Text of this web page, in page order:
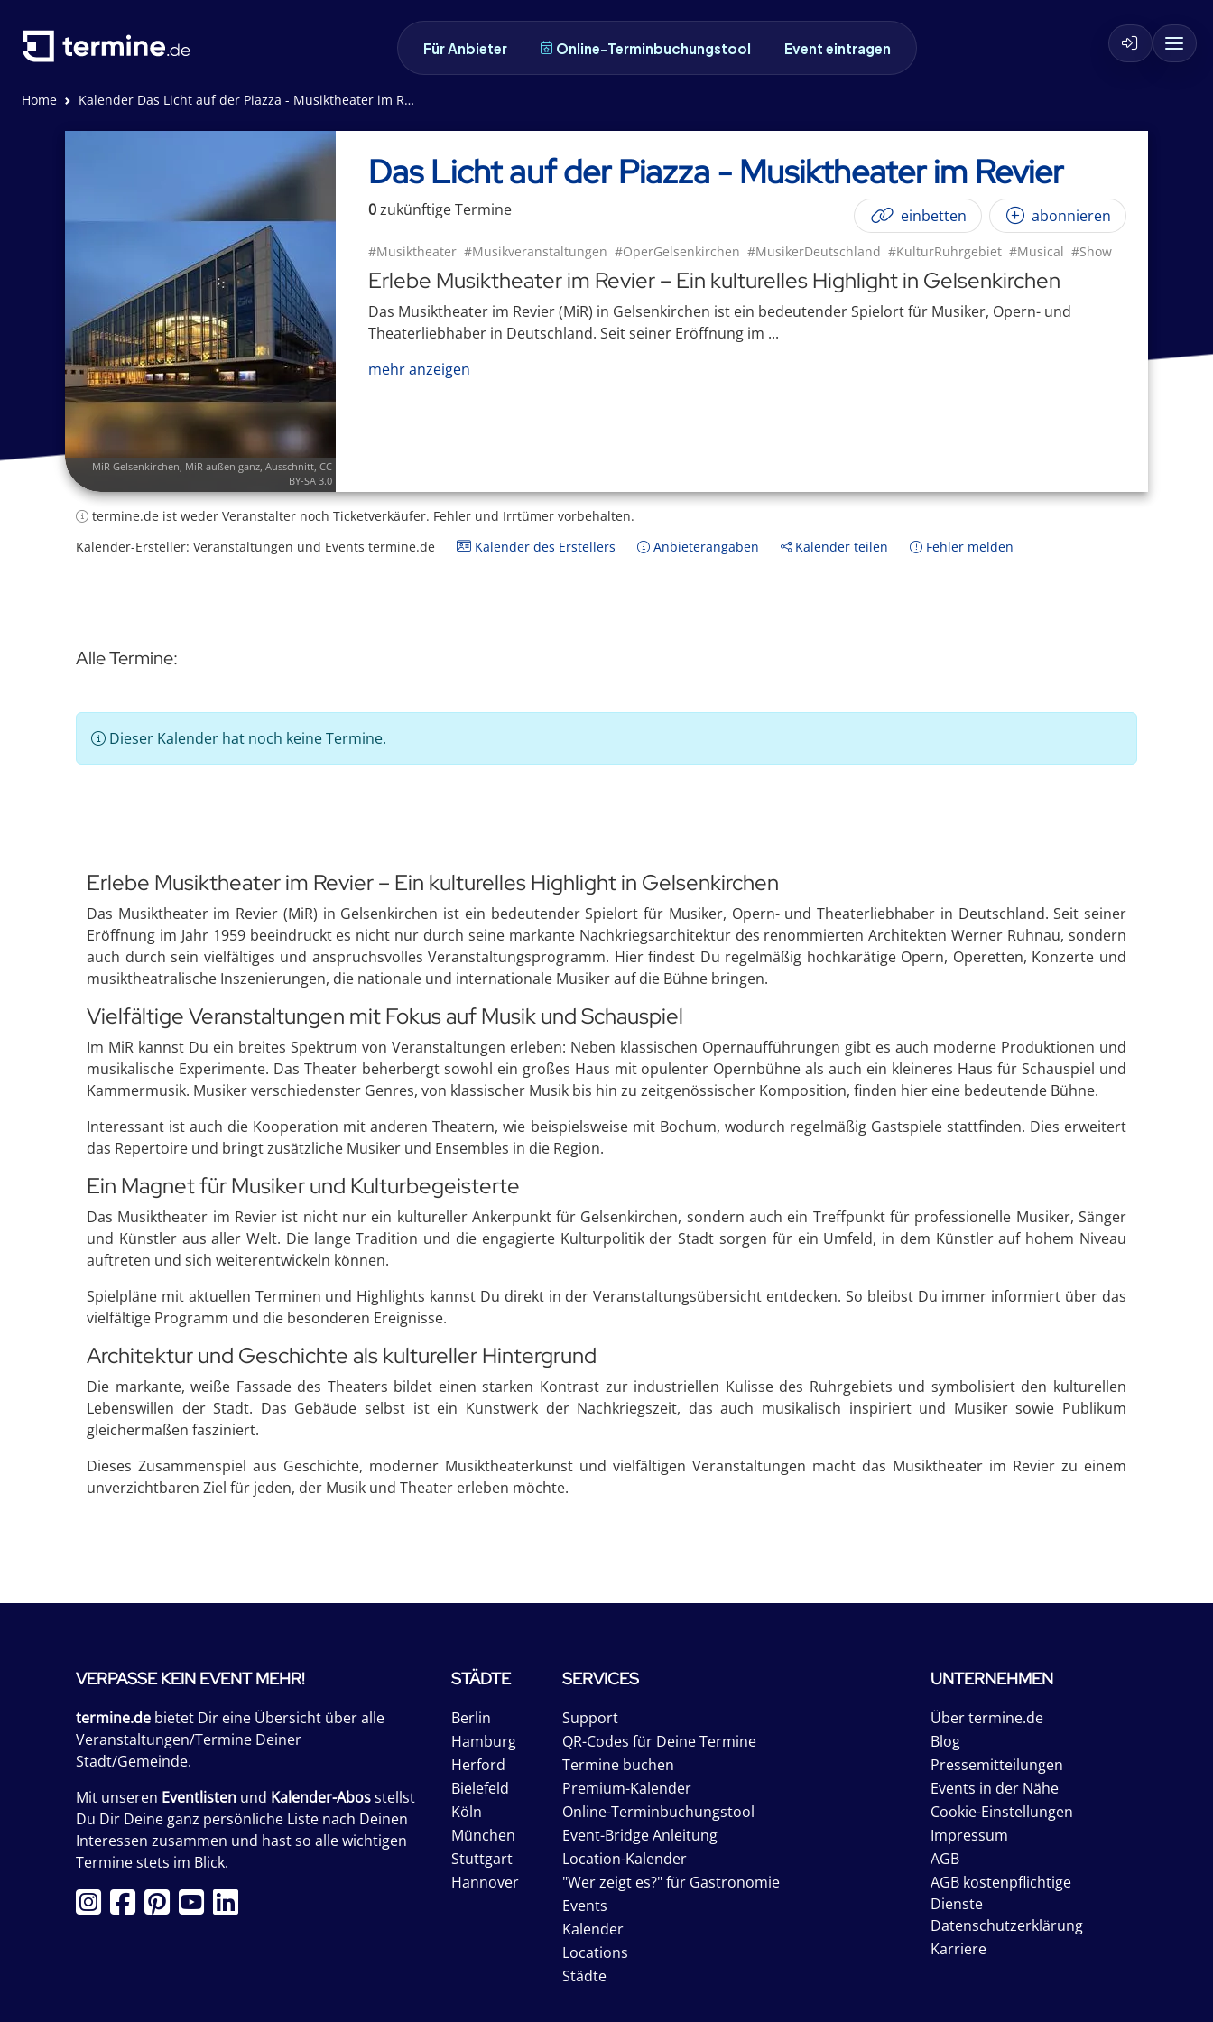
Für Anbieter Online-Terminbuchungstool Event eintragen
Home Kalender Das Licht auf der Piazza - Musiktheater im Revier
MiR Gelsenkirchen, MiR außen ganz, Ausschnitt, CC
BY-SA 3.0
Das Licht auf der Piazza - Musiktheater im Revier
0zukünftigeTermine einbetten abonnieren
#Musiktheater #Musikveranstaltungen #OperGelsenkirchen #MusikerDeutschland #KulturRuhrgebiet #Musical #Show
Erlebe Musiktheater im Revier – Ein kulturelles Highlight in Gelsenkirchen
Das Musiktheater im Revier (MiR) in Gelsenkirchen ist ein bedeutender Spielort für Musiker, Opern- und
Theaterliebhaber in Deutschland. Seit seiner Eröffnung im ...
mehr anzeigen
termine.de ist weder Veranstalter noch Ticketverkäufer. Fehler und Irrtümer vorbehalten.
Kalender-Ersteller: Veranstaltungen und Events termine.de
Kalender des Erstellers Anbieterangaben Kalender teilen Fehler melden
Alle Termine:
Dieser Kalender hat noch keine Termine.
Erlebe Musiktheater im Revier – Ein kulturelles Highlight in Gelsenkirchen
Das Musiktheater im Revier (MiR) in Gelsenkirchen ist ein bedeutender Spielort für Musiker, Opern- und Theaterliebhaber in Deutschland. Seit seiner
Eröffnung im Jahr 1959 beeindruckt es nicht nur durch seine markante Nachkriegsarchitektur des renommierten Architekten Werner Ruhnau, sondern
auch durch sein vielfältiges und anspruchsvolles Veranstaltungsprogramm. Hier findest Du regelmäßig hochkarätige Opern, Operetten, Konzerte und
musiktheatralische Inszenierungen, die nationale und internationale Musiker auf die Bühne bringen.
Vielfältige Veranstaltungen mit Fokus auf Musik und Schauspiel
Im MiR kannst Du ein breites Spektrum von Veranstaltungen erleben: Neben klassischen Opernaufführungen gibt es auch moderne Produktionen und
musikalische Experimente. Das Theater beherbergt sowohl ein großes Haus mit opulenter Opernbühne als auch ein kleineres Haus für Schauspiel und
Kammermusik. Musiker verschiedenster Genres, von klassischer Musik bis hin zu zeitgenössischer Komposition, finden hier eine bedeutende Bühne.
Interessant ist auch die Kooperation mit anderen Theatern, wie beispielsweise mit Bochum, wodurch regelmäßig Gastspiele stattfinden. Dies erweitert
das Repertoire und bringt zusätzliche Musiker und Ensembles in die Region.
Ein Magnet für Musiker und Kulturbegeisterte
Das Musiktheater im Revier ist nicht nur ein kultureller Ankerpunkt für Gelsenkirchen, sondern auch ein Treffpunkt für professionelle Musiker, Sänger
und Künstler aus aller Welt. Die lange Tradition und die engagierte Kulturpolitik der Stadt sorgen für ein Umfeld, in dem Künstler auf hohem Niveau
auftreten und sich weiterentwickeln können.
Spielpläne mit aktuellen Terminen und Highlights kannst Du direkt in der Veranstaltungsübersicht entdecken. So bleibst Du immer informiert über das
vielfältige Programm und die besonderen Ereignisse.
Architektur und Geschichte als kultureller Hintergrund
Die markante, weiße Fassade des Theaters bildet einen starken Kontrast zur industriellen Kulisse des Ruhrgebiets und symbolisiert den kulturellen
Lebenswillen der Stadt. Das Gebäude selbst ist ein Kunstwerk der Nachkriegszeit, das auch musikalisch inspiriert und Musiker sowie Publikum
gleichermaßen fasziniert.
Dieses Zusammenspiel aus Geschichte, moderner Musiktheaterkunst und vielfältigen Veranstaltungen macht das Musiktheater im Revier zu einem
unverzichtbaren Ziel für jeden, der Musik und Theater erleben möchte.
VERPASSE KEIN EVENT MEHR!
termine.de bietet Dir eine Übersicht über alle
Veranstaltungen/Termine Deiner
Stadt/Gemeinde.
Mit unseren Eventlisten und Kalender-Abosstellst
Du Dir Deine ganz persönliche Liste nach Deinen
Interessen zusammen und hast so alle wichtigen
Termine stets im Blick.
STÄDTE
Berlin
Hamburg
Herford
Bielefeld
Köln
München
Stuttgart
Hannover
SERVICES
Support
QR-Codes für Deine Termine
Termine buchen
Premium-Kalender
Online-Terminbuchungstool
Event-Bridge Anleitung
Location-Kalender
"Wer zeigt es?" für Gastronomie
Events
Kalender
Locations
Städte
UNTERNEHMEN
Über termine.de
Blog
Pressemitteilungen
Events in der Nähe
Cookie-Einstellungen
Impressum
AGB
AGB kostenpflichtige
Dienste
Datenschutzerklärung
Karriere